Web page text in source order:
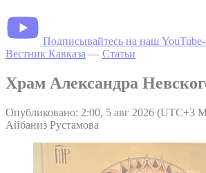
Подписывайтесь на наш
Вестник Кавказа — Статьи
Храм Александра
Опубликовано: 2:00, 5 авг 2026 (UTC+3
Айбаниз Рустамова